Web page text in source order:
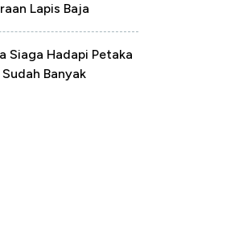
Lapis Baja
Siaga Hadapi Petaka
Banyak